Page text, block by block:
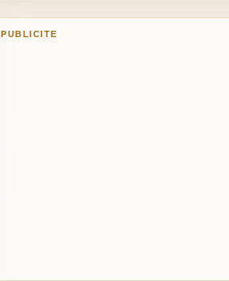
PUBLICITE